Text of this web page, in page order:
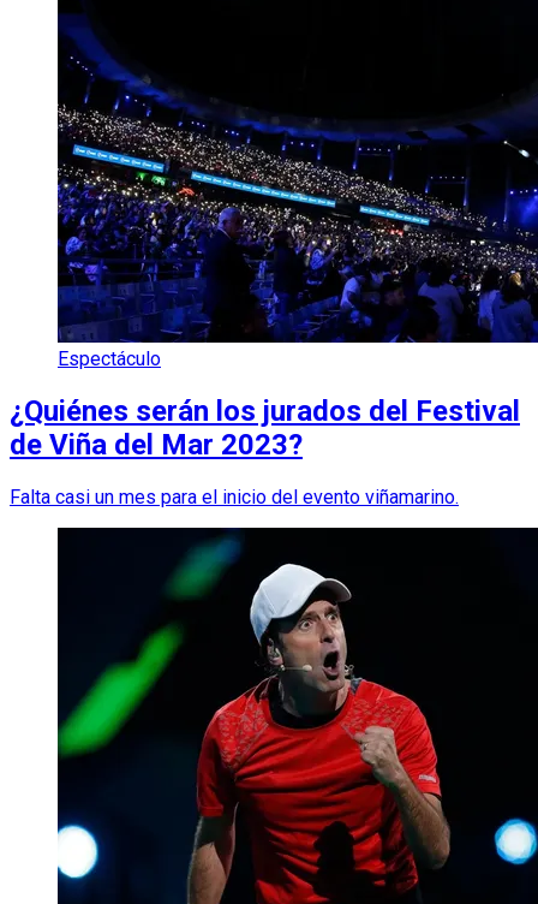
Espectáculo
¿Quiénes serán los jurados del Festival
de Viña del Mar 2023?
Falta casi un mes para el inicio del evento viñamarino.